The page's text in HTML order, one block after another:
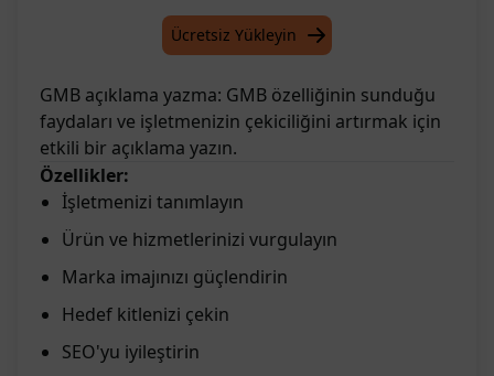
Ücretsiz Yükleyin
GMB açıklama yazma: GMB özelliğinin sunduğu
faydaları ve işletmenizin çekiciliğini artırmak için
etkili bir açıklama yazın.
Özellikler:
İşletmenizi tanımlayın
Ürün ve hizmetlerinizi vurgulayın
Marka imajınızı güçlendirin
Hedef kitlenizi çekin
SEO'yu iyileştirin